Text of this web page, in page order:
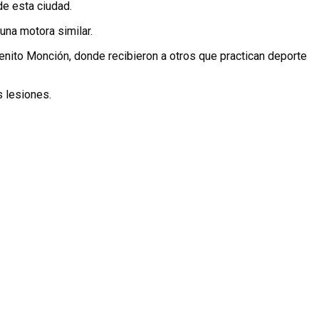
esta ciudad.
motora similar.
Monción, donde recibieron a otros que practican deporte
lesiones.